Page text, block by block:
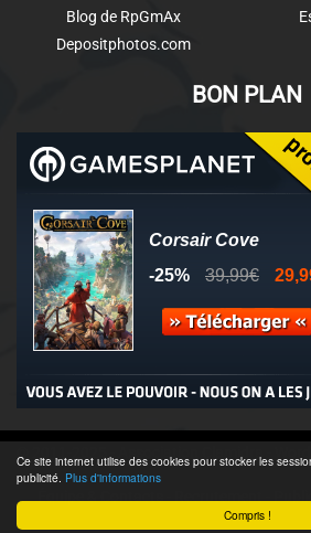
Compris !
Ce site internet utilise des cookies pour stocker les
publicité. Plus d'informations
Blog de RpGmAx
Depositphotos.com
BON PLAN